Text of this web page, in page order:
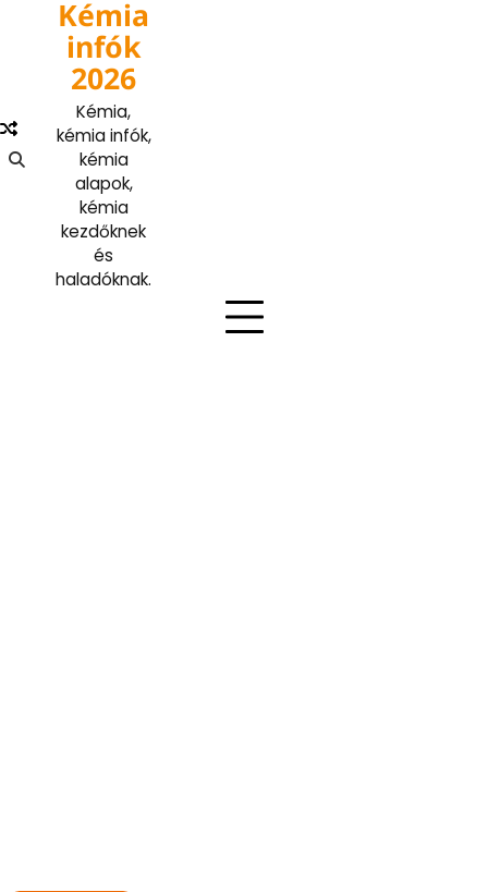
Kémia
infók
2026
Kémia,
kémia infók,
kémia
alapok,
kémia
kezdőknek
és
haladóknak.